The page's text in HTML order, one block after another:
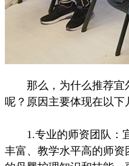
那么，为什么推荐宜
呢？原因主要体现在以下
1.专业的师资团队：
丰富、教学水平高的师